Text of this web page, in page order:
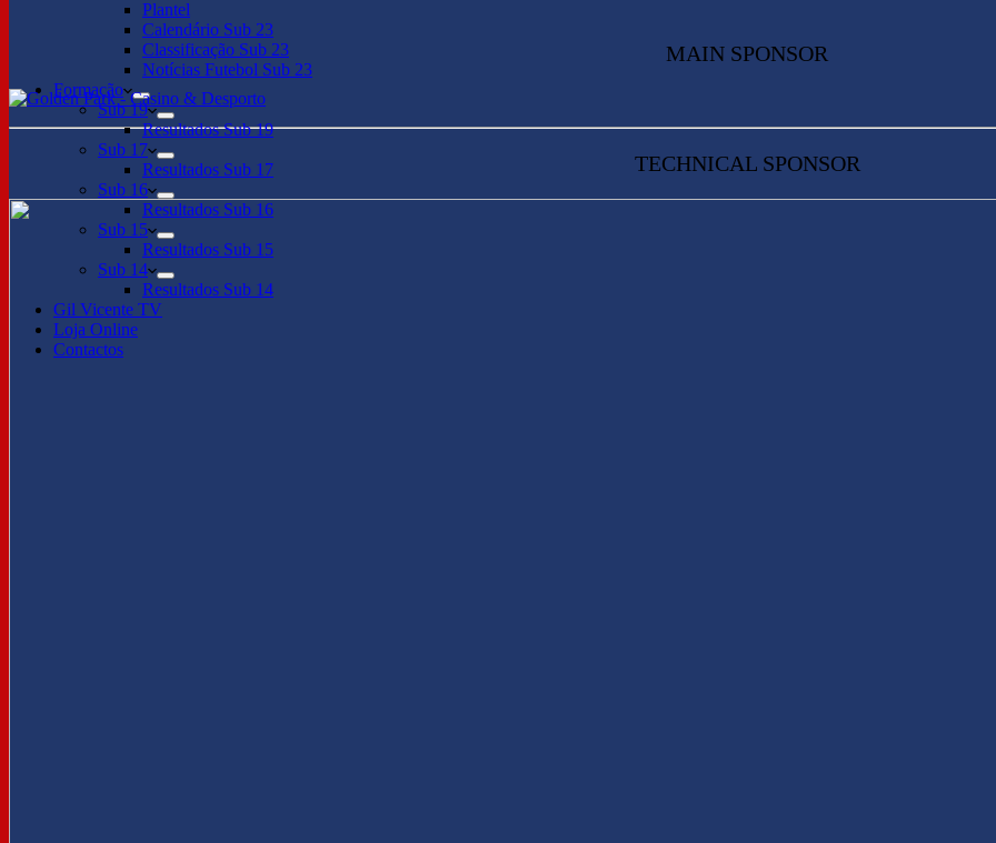
Plantel
Calendário Sub 23
Classificação Sub 23
Notícias Futebol Sub 23
Formação
Sub 19
Resultados Sub 19
Sub 17
Resultados Sub 17
Sub 16
Resultados Sub 16
Sub 15
Resultados Sub 15
Sub 14
Resultados Sub 14
Gil Vicente TV
Loja Online
Contactos
MAIN SPONSOR
TECHNICAL SPONSOR